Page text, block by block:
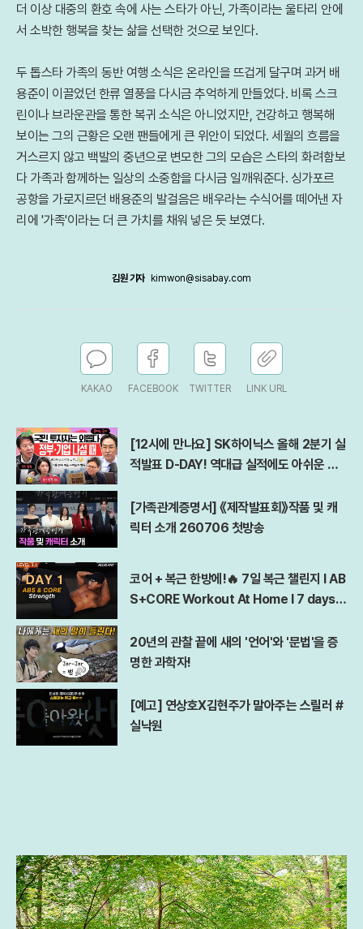
더 이상 대중의 환호 속에 사는 스타가 아닌, 가족이라는 울타리 안에
서 소박한 행복을 찾는 삶을 선택한 것으로 보인다.
두 톱스타 가족의 동반 여행 소식은 온라인을 뜨겁게 달구며 과거 배
용준이 이끌었던 한류 열풍을 다시금 추억하게 만들었다. 비록 스크
린이나 브라운관을 통한 복귀 소식은 아니었지만, 건강하고 행복해
보이는 그의 근황은 오랜 팬들에게 큰 위안이 되었다. 세월의 흐름을
거스르지 않고 백발의 중년으로 변모한 그의 모습은 스타의 화려함보
다 가족과 함께하는 일상의 소중함을 다시금 일깨워준다. 싱가포르
공항을 가로지르던 배용준의 발걸음은 배우라는 수식어를 떼어낸 자
리에 '가족'이라는 더 큰 가치를 채워 넣은 듯 보였다.
김원 기자 kimwon@sisabay.com
KAKAO FACEBOOK TWITTER LINK URL
[12시에 만나요] SK하이닉스 올해 2분기 실
적발표 D-DAY! 역대급 실적에도 아쉬운 점
년 7월 29일 수요일
[가족관계증명서] 《제작발표회》작품 및 캐
릭터 소개 260706 첫방송
코어 + 복근 한방에!🔥 7일 복근 챌린지 l AB
S+CORE Workout At Home l 7 days A
20년의 관찰 끝에 새의 '언어'와 '문법'을 증
명한 과학자!
[예고] 연상호X김현주가 말아주는 스릴러 #
실낙원